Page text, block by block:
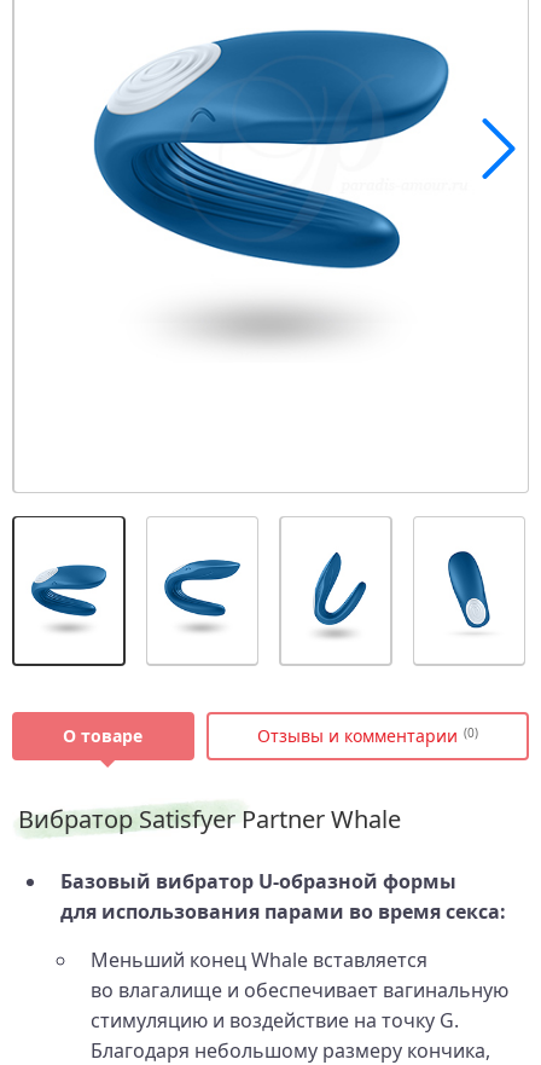
О товаре Отзывы и комментарии (0)
Вибратор Satisfyer Partner Whale
Базовый вибратор U-образной формы
для использования парами во время секса:
Меньший конец Whale вставляется
во влагалище и обеспечивает вагинальную
стимуляцию и воздействие на точку G.
Благодаря небольшому размеру кончика,